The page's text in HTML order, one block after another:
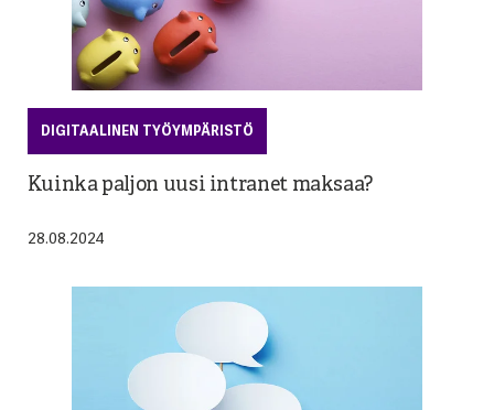
DIGITAALINEN TYÖYMPÄRISTÖ
Kuinka paljon uusi intranet maksaa?
28.08.2024